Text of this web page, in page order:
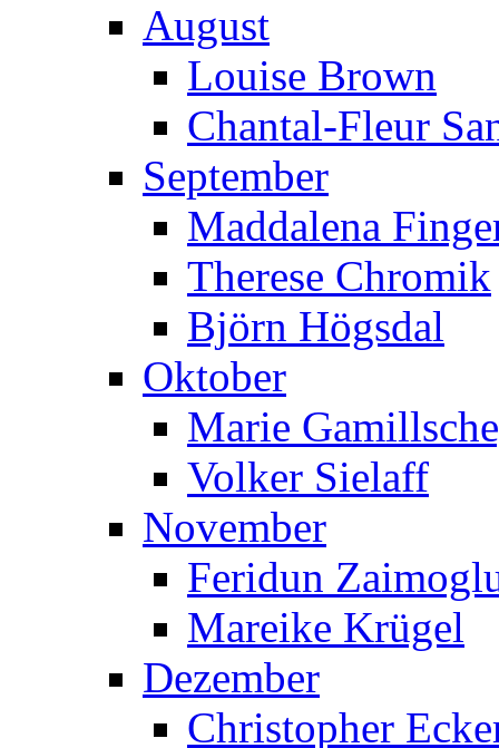
August
Louise Brown
Chantal-Fleur
September
Maddalena
Therese Chromik
Björn Högsdal
Oktober
Marie
Volker Sielaff
November
Feridun
Mareike Krügel
Dezember
Christopher